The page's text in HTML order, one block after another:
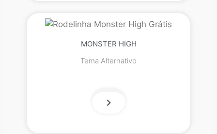
MONSTER HIGH
Tema Alternativo